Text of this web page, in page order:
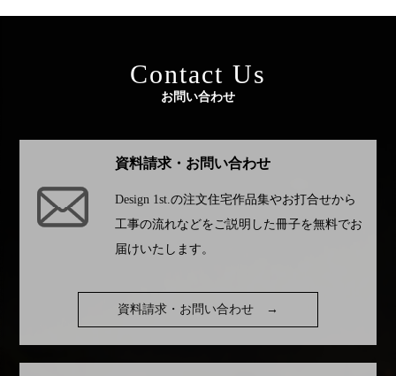
Contact Us
お問い合わせ
資料請求・お問い合わせ
Design 1st.の注文住宅作品集やお打合せから
工事の流れなどをご説明した冊子を無料でお
届けいたします。
資料請求・お問い合わせ →